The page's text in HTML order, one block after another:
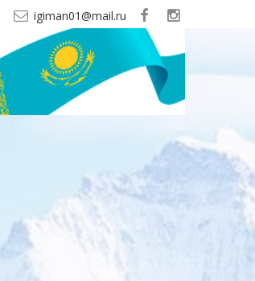
igiman01@mail.ru